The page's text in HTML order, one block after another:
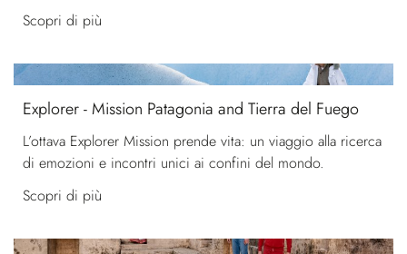
Scopri di più
Explorer - Mission Patagonia and Tierra del Fuego
L’ottava Explorer Mission prende vita: un viaggio alla ricerca
di emozioni e incontri unici ai confini del mondo.
Scopri di più